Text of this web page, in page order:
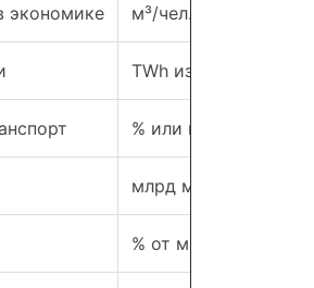
экономике м³/чел.; кВт·ч/чел.
TWh из газа; %
% или млрд м³ по
млрд м³; доля
% от